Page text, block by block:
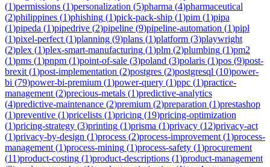
(1)permissions (1)personalization (5)pharma (4)pharmaceutical
(2)philippines (1)phishing (1)pick-pack-ship (1)pim (1)pipa
(1)pipeda (1)pipedrive (2)pipeline (9)pipeline-automation (1)pipl
(1)pixel-perfect (1)planning (9)plans (1)platform (3)playwright
(2)plex (1)plex-smart-manufacturing (1)plm (2)plumbing (1)pm2
(1)pms (1)pnpm (1)point-of-sale (3)poland (3)polaris (1)pos (9)post-
brexit (1)post-implementation (2)postgres (2)postgresql (10)power-
bi (79)power-bi-premium (1)power-query (1)ppc (1)practice-
management (2)precious-metals (1)predictive-analytics
(4)predictive-maintenance (2)premium (2)preparation (1)prestashop
(1)preventive (1)pricelists (1)pricing (19)pricing-optimization
(1)pricing-strategy (3)printing (1)prisma (1)privacy (12)privacy-act
(1)privacy-by-design (1)process (2)process-improvement (1)process-
management (1)process-mining (1)process-safety (1)procurement
(11)product-costing (1)product-descriptions (1)product-management